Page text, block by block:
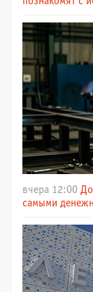
вчера 12:00
самыми